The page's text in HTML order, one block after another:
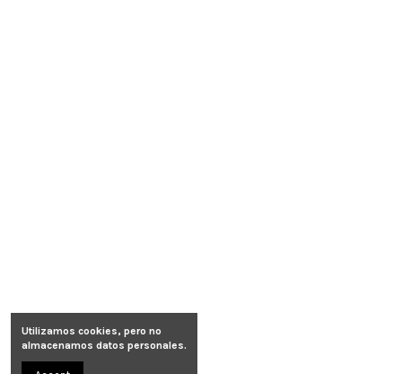
Utilizamos cookies, pero no
almacenamos datos personales.